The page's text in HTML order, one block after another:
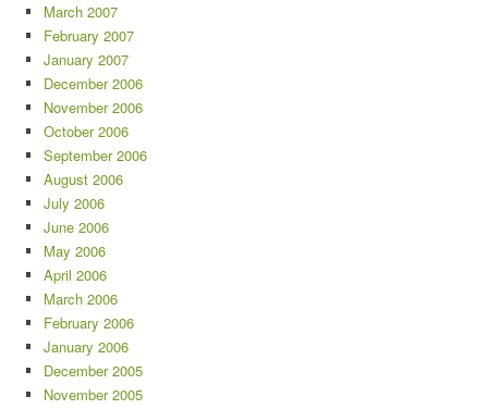
March 2007
February 2007
January 2007
December 2006
November 2006
October 2006
September 2006
August 2006
July 2006
June 2006
May 2006
April 2006
March 2006
February 2006
January 2006
December 2005
November 2005